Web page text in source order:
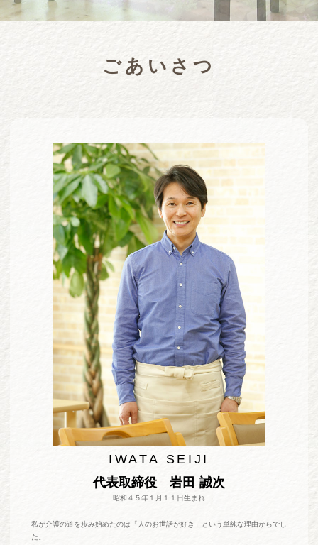
ごあいさつ
IWATA SEIJI
代表取締役 岩田 誠次
昭和４５年１月１１日生まれ
私が介護の道を歩み始めたのは「人のお世話が好き」という単純な理由からでし
た。